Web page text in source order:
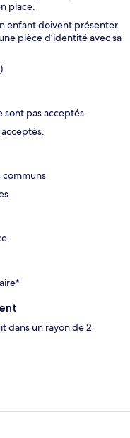
place.
enfant doivent présenter
pièce d’identité avec sa
sont pas acceptés.
acceptés.
communs
dans un rayon de 2